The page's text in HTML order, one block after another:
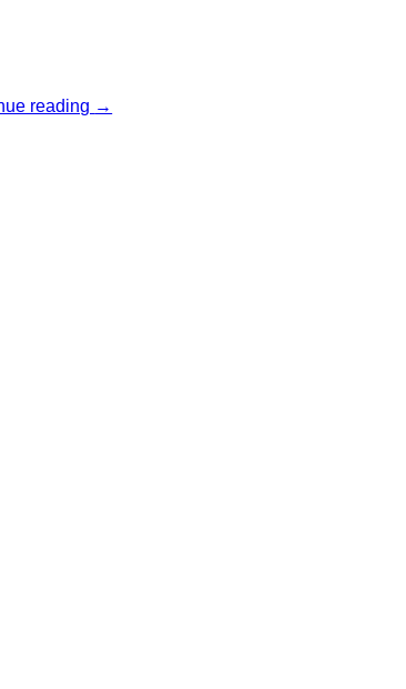
reading →